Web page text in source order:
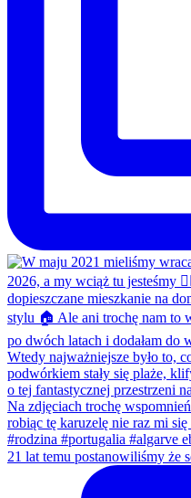
21 lat temu postanowiliśmy że